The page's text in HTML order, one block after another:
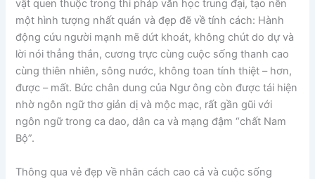
vật quen thuộc trong thi pháp văn học trung đại, tạo nên
một hình tượng nhất quán và đẹp đẽ về tính cách: Hành
động cứu người mạnh mẽ dứt khoát, không chút do dự và
lời nói thẳng thắn, cương trực cùng cuộc sống thanh cao
cùng thiên nhiên, sông nước, không toan tính thiệt – hơn,
được – mất. Bức chân dung của Ngư ông còn được tái hiện
nhờ ngôn ngữ thơ giản dị và mộc mạc, rất gần gũi với
ngôn ngữ trong ca dao, dân ca và mạng đậm “chất Nam
Bộ”.
Thông qua vẻ đẹp về nhân cách cao cả và cuộc sống